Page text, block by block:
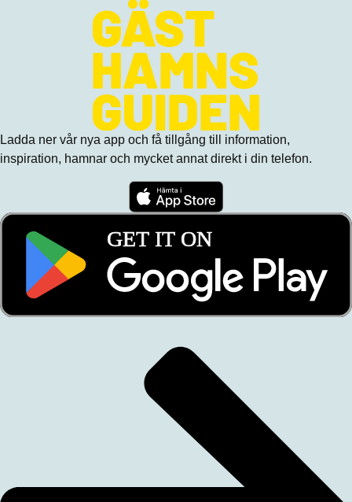
Ladda ner vår nya app och få tillgång till information,
inspiration, hamnar och mycket annat direkt i din telefon.